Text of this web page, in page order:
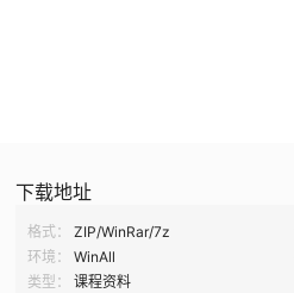
下载地址
格式： ZIP/WinRar/7z
环境：
WinAll
类型：
课程资料